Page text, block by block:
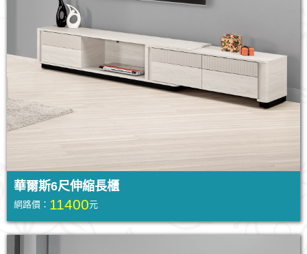
華爾斯6尺伸縮長櫃
網路價： 11400元